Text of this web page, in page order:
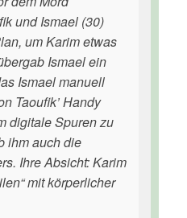
und Ismael (30)
um Karim etwas
Ismael ein
Ismael manuell
Taoufik’ Handy
digitale Spuren zu
ihm auch die
Ihre Absicht: Karim
mit körperlicher